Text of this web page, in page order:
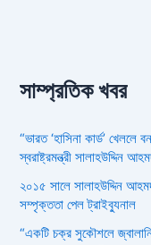
সাম্প্রতিক খবর
“ভারত ‘হাসিনা কার্ড’ খেললে
স্বরাষ্ট্রমন্ত্রী সালাহউদ্দিন
২০১৫ সালে সালাহউদ্দিন
সম্পৃক্ততা পেল ট্রাইব্যুনাল
“একটি চক্র সুকৌশলে